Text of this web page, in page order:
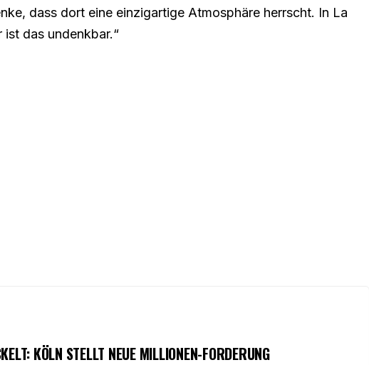
dass dort eine einzigartige Atmosphäre herrscht. In La
das undenkbar.“
KÖLN STELLT NEUE MILLIONEN-FORDERUNG